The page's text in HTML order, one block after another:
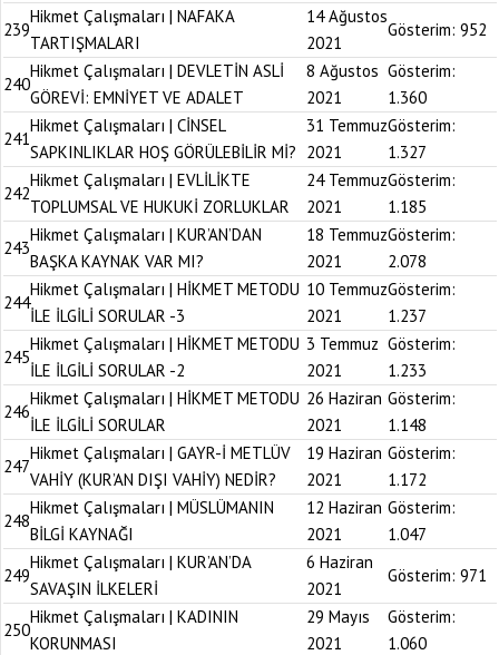
239
Hikmet Çalışmaları | NAFAKA
TARTIŞMALARI
14 Ağustos
2021
Gösterim: 952
240
Hikmet Çalışmaları | DEVLETİN ASLİ
GÖREVİ: EMNİYET VE ADALET
8 Ağustos
2021
Gösterim:
1.360
241
Hikmet Çalışmaları | CİNSEL
SAPKINLIKLAR HOŞ GÖRÜLEBİLİR Mİ?
31 Temmuz
2021
Gösterim:
1.327
242
Hikmet Çalışmaları | EVLİLİKTE
TOPLUMSAL VE HUKUKİ ZORLUKLAR
24 Temmuz
2021
Gösterim:
1.185
243
Hikmet Çalışmaları | KUR’AN’DAN
BAŞKA KAYNAK VAR MI?
18 Temmuz
2021
Gösterim:
2.078
244
Hikmet Çalışmaları | HİKMET METODU
İLE İLGİLİ SORULAR -3
10 Temmuz
2021
Gösterim:
1.237
245
Hikmet Çalışmaları | HİKMET METODU
İLE İLGİLİ SORULAR -2
3 Temmuz
2021
Gösterim:
1.233
246
Hikmet Çalışmaları | HİKMET METODU
İLE İLGİLİ SORULAR
26 Haziran
2021
Gösterim:
1.148
247
Hikmet Çalışmaları | GAYR-İ METLÜV
VAHİY (KUR’AN DIŞI VAHİY) NEDİR?
19 Haziran
2021
Gösterim:
1.172
248
Hikmet Çalışmaları | MÜSLÜMANIN
BİLGİ KAYNAĞI
12 Haziran
2021
Gösterim:
1.047
249
Hikmet Çalışmaları | KUR’AN’DA
SAVAŞIN İLKELERİ
6 Haziran
2021
Gösterim: 971
250
Hikmet Çalışmaları | KADININ
KORUNMASI
29 Mayıs
2021
Gösterim:
1.060